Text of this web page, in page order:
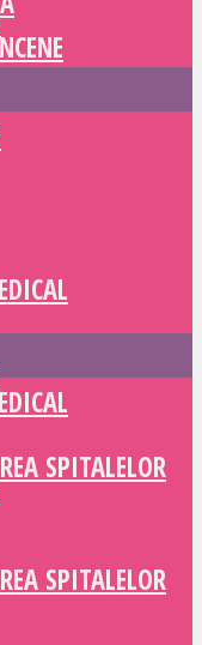
SPITALELOR
SPITALELOR